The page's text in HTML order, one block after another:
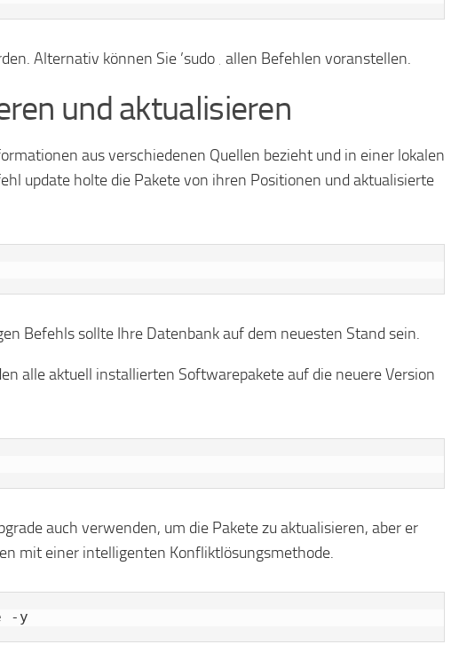
Alternativ können Sie ’sudo ‚ allen Befehlen voranstellen.
und aktualisieren
aus verschiedenen Quellen bezieht und in einer lokalen
update holte die Pakete von ihren Positionen und aktualisierte
Befehls sollte Ihre Datenbank auf dem neuesten Stand sein.
alle aktuell installierten Softwarepakete auf die neuere Version
auch verwenden, um die Pakete zu aktualisieren, aber er
mit einer intelligenten Konfliktlösungsmethode.
-y